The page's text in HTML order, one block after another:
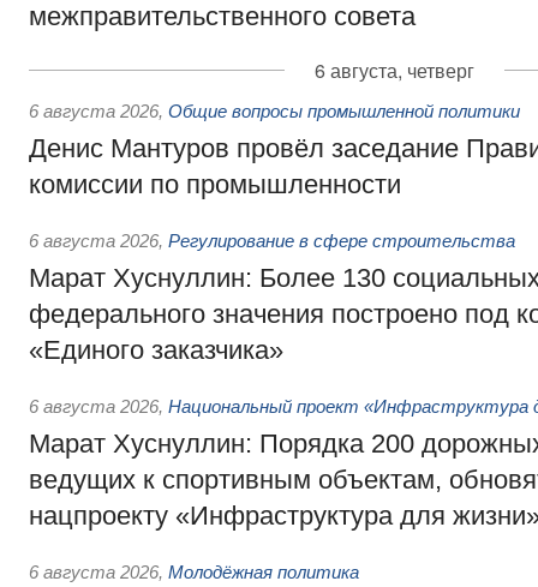
межправительственного совета
6 августа, четверг
6 августа 2026, Общие вопросы промышленной политики
Денис Мантуров провёл заседание
комиссии по промышленности
6 августа 2026, Регулирование в сфере строительства
Марат Хуснуллин: Более 130
федерального значения построено под
«Единого заказчика»
6 августа 2026, Национальный проект «Инфраструктура
Марат Хуснуллин: Порядка 200
ведущих к спортивным объектам,
нацпроекту «Инфраструктура для
6 августа 2026, Молодёжная политика